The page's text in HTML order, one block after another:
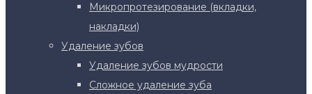
Микропротезирование (вкладки,
накладки)
Удаление зубов
Удаление зубов мудрости
Сложное удаление зуба